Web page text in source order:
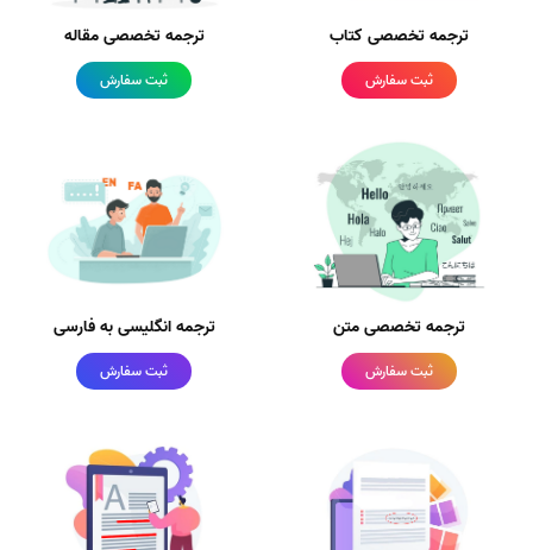
ترجمه تخصصی کتاب
ثبت سفارش
ترجمه تخصصی مقاله
ثبت سفارش
ترجمه تخصصی متن
ثبت سفارش
ترجمه انگلیسی به فارسی
ثبت سفارش